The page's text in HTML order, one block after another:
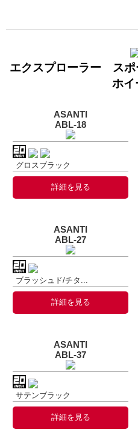
エクスプローラー スポ
ホイ
ASANTI
ABL-18
グロスブラック
詳細を見る
ASANTI
ABL-27
ブラッシュド/チタ...
詳細を見る
ASANTI
ABL-37
サテンブラック
詳細を見る